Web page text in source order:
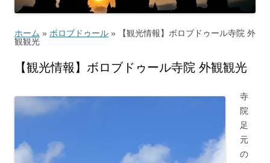
ホーム » ボロブドゥール » 【観光情報】ボロブドゥール寺院 外
観観光
【観光情報】ボロブドゥール寺院 外観観光
寺
院
足
元
の